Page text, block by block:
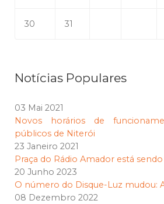
30 31
Notícias Populares
03 Mai 2021
Novos horários de
públicos de Niterói
23 Janeiro 2021
Praça do Rádio Amador está
20 Junho 2023
O número do Disque-Luz mudou:
08 Dezembro 2022